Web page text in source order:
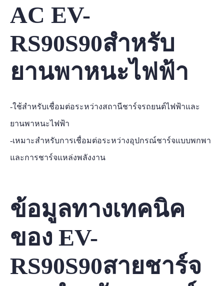
AC EV-
RS90S90สำหรับ
ยานพาหนะไฟฟ้า
-ใช้สำหรับเชื่อมต่อระหว่างสถานีชาร์จรถยนต์ไฟฟ้าและ
ยานพาหนะไฟฟ้า
-เหมาะสำหรับการเชื่อมต่อระหว่างอุปกรณ์ชาร์จแบบพกพา
และการชาร์จแหล่งพลังงาน
ข้อมูลทางเทคนิค
ของ EV-
RS90S90สายชาร์จ